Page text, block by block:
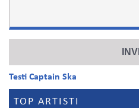
Testi Captain Ska
TOP ARTISTI